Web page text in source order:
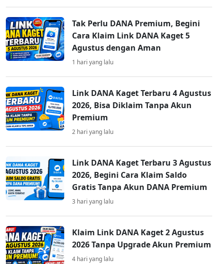
Tak Perlu DANA Premium, Begini
Cara Klaim Link DANA Kaget 5
Agustus dengan Aman
1 hari yang lalu
Link DANA Kaget Terbaru 4 Agustus
2026, Bisa Diklaim Tanpa Akun
Premium
2 hari yang lalu
Link DANA Kaget Terbaru 3 Agustus
2026, Begini Cara Klaim Saldo
Gratis Tanpa Akun DANA Premium
3 hari yang lalu
Klaim Link DANA Kaget 2 Agustus
2026 Tanpa Upgrade Akun Premium
4 hari yang lalu